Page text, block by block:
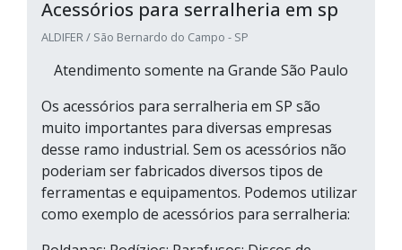
Acessórios para serralheria em sp
ALDIFER / São Bernardo do Campo - SP
Atendimento somente na Grande São Paulo
Os acessórios para serralheria em SP são
muito importantes para diversas empresas
desse ramo industrial. Sem os acessórios não
poderiam ser fabricados diversos tipos de
ferramentas e equipamentos. Podemos utilizar
como exemplo de acessórios para serralheria: